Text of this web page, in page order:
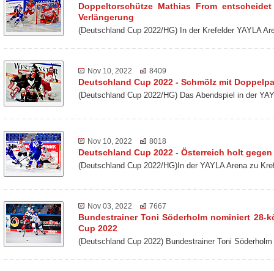
Doppeltorschütze Mathias From
Verlängerung
(Deutschland Cup 2022/HG) In der Krefelder YAYLA
Nov 10, 2022 8409
Deutschland Cup 2022 - Schmölz mit
(Deutschland Cup 2022/HG) Das Abendspiel in der
Nov 10, 2022 8018
Deutschland Cup 2022 - Österreich holt
(Deutschland Cup 2022/HG)In der YAYLA Arena zu
Nov 03, 2022 7667
Bundestrainer Toni Söderholm nominiert
Cup 2022
(Deutschland Cup 2022) Bundestrainer Toni